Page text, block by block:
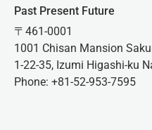
Past Present Future
〒461-0001
1001 Chisan Mansion
1-22-35, Izumi Higashi-ku
Phone: +81-52-953-7595